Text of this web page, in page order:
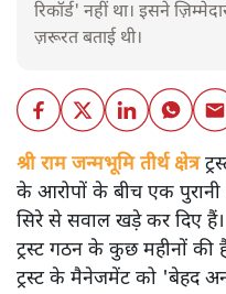
रिकॉर्ड' नहीं था। इसने
ज़रूरत बताई थी।
श्री राम जन्मभूमि तीर्थ क्षेत्र
के आरोपों के बीच एक पुरानी
सिरे से सवाल खड़े कर दिए हैं।
ट्रस्ट गठन के कुछ महीनों की
ट्रस्ट के मैनेजमेंट को 'बेहद